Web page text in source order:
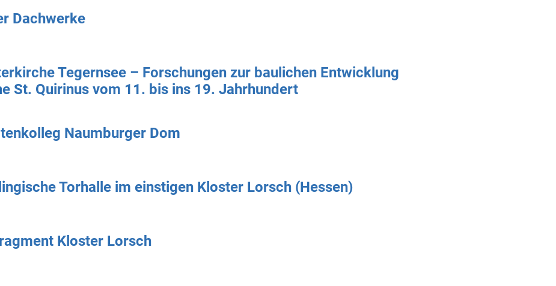
Dachwerke
Tegernsee – Forschungen zur baulichen Entwicklung
St. Quirinus vom 11. bis ins 19. Jahrhundert
Naumburger Dom
Torhalle im einstigen Kloster Lorsch (Hessen)
Kloster Lorsch